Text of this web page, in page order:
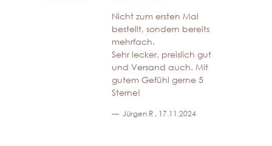
Nicht zum ersten Mal
bestellt, sondern bereits
mehrfach.
Sehr lecker, preislich gut
und Versand auch. Mit
gutem Gefühl gerne 5
Sterne!
Jürgen R , 17.11.2024